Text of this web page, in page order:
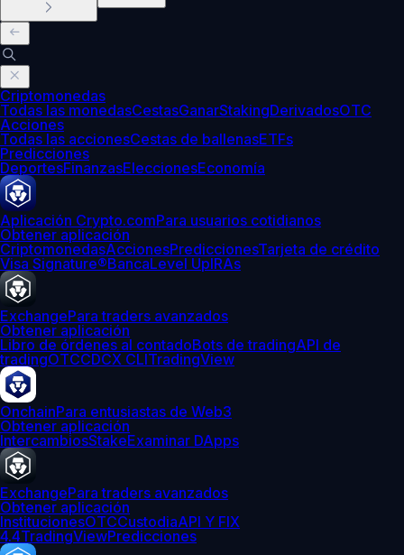
Criptomonedas
Todas las monedasCestasGanarStakingDerivadosOTC
Acciones
Todas las accionesCestas de ballenasETFs
Predicciones
DeportesFinanzasEleccionesEconomía
Aplicación Crypto.comPara usuarios cotidianos
Obtener aplicación
CriptomonedasAccionesPrediccionesTarjeta de crédito
Visa Signature®BancaLevel UpIRAs
ExchangePara traders avanzados
Obtener aplicación
Libro de órdenes al contadoBots de tradingAPI de
tradingOTCCDCX CLITradingView
OnchainPara entusiastas de Web3
Obtener aplicación
IntercambiosStakeExaminar DApps
ExchangePara traders avanzados
Obtener aplicación
InstitucionesOTCCustodiaAPI Y FIX
4.4TradingViewPredicciones